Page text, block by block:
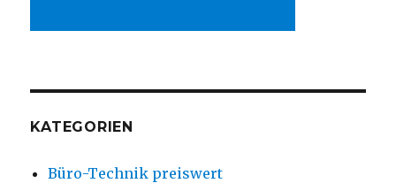
KATEGORIEN
Büro-Technik preiswert